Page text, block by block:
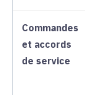
Commandes
et accords
de service